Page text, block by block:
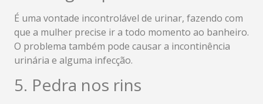
É uma vontade incontrolável de urinar, fazendo com
que a mulher precise ir a todo momento ao banheiro.
O problema também pode causar a incontinência
urinária e alguma infecção.
5. Pedra nos rins